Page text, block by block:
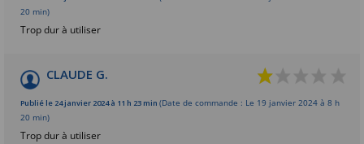
20 min)
Trop dur à utiliser
CLAUDE G.
Publié le 24 janvier 2024 à 11 h 23 min (Date de commande : Le 19 janvier 2024 à 8 h
20 min)
Trop dur à utiliser